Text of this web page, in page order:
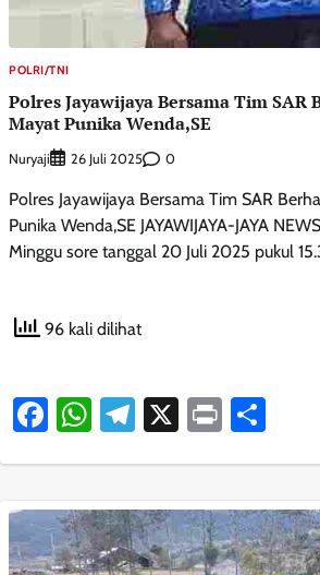
POLRI/TNI
Polres Jayawijaya Bersama Tim SAR
Mayat Punika Wenda,SE
Nuryaji 26 Juli 2025 0
Polres Jayawijaya Bersama Tim SAR
Punika Wenda,SE JAYAWIJAYA-JAYA
Minggu sore tanggal 20 Juli 2025 pukul
96 kali dilihat
Facebook
WhatsApp
Telegram
X Print